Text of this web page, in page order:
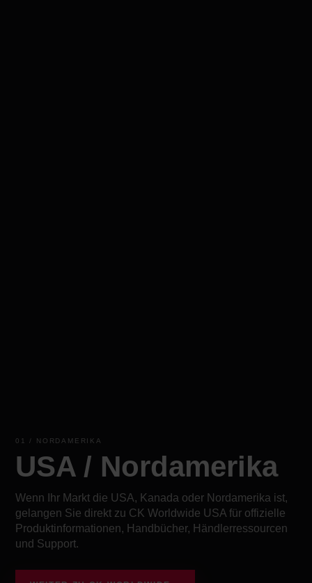
01 / NORDAMERIKA
USA / Nordamerika
Wenn Ihr Markt die USA, Kanada oder Nordamerika ist,
gelangen Sie direkt zu CK Worldwide USA für offizielle
Produktinformationen, Handbücher, Händlerressourcen
und Support.